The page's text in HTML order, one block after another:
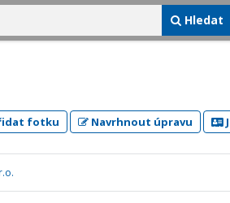
Hledat
fotku Navrhnout úpravu